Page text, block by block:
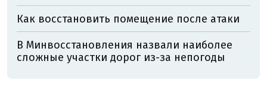
Как восстановить помещение после атаки
В Минвосстановления назвали наиболее
сложные участки дорог из-за непогоды